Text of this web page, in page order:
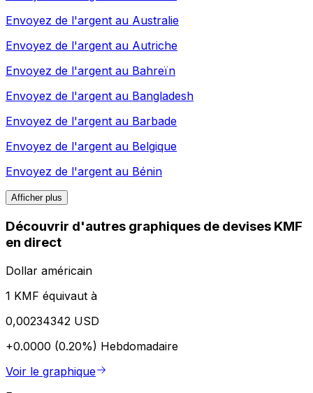
Envoyez de l'argent au Australie
Envoyez de l'argent au Autriche
Envoyez de l'argent au Bahreïn
Envoyez de l'argent au Bangladesh
Envoyez de l'argent au Barbade
Envoyez de l'argent au Belgique
Envoyez de l'argent au Bénin
Afficher plus
Découvrir d'autres graphiques de devises KMF
en direct
Dollar américain
1 KMF équivaut à
0,00234342 USD
+0.0000 (0.20%) Hebdomadaire
Voir le graphique